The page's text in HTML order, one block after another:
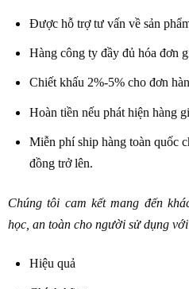
Được hỗ trợ tư vấn về sản
Hàng công ty đầy đủ hóa đơn
Chiết khấu 2%-5% cho đơn
Hoàn tiền nếu phát hiện hàng
Miễn phí ship hàng toàn quốc
đồng trở lên.
Chúng tôi cam kết mang đến
học, an toàn cho người sử dụng
Hiệu quả